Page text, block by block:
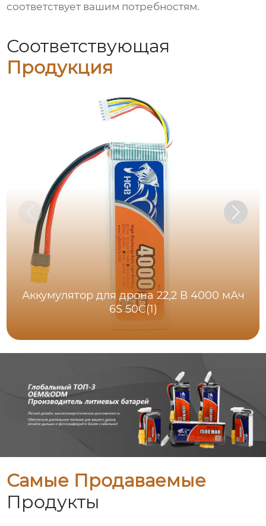
соответствует вашим потребностям.
Соответствующая
Продукция
Аккумулятор для дрона 22,2 В 4000 мАч
6S 50C(1)
Самые Продаваемые
Продукты